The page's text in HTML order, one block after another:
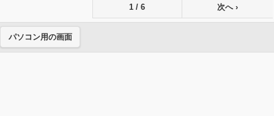
1 / 6 次へ ›
パソコン用の画面